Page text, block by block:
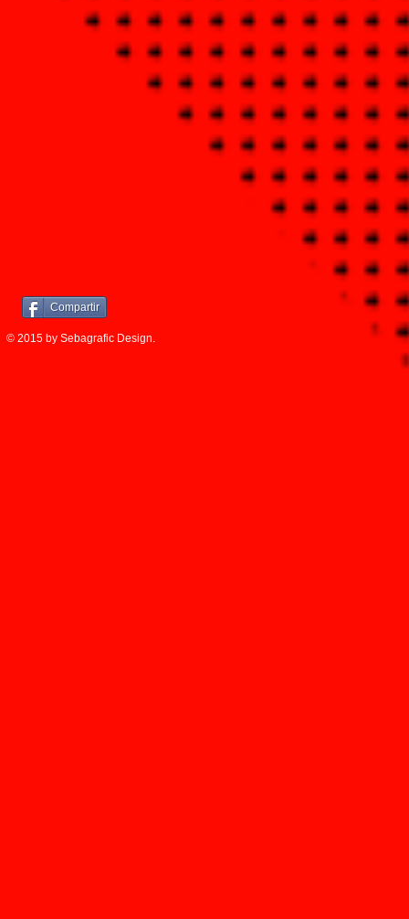
Compartir
© 2015 by Sebagrafic Design.